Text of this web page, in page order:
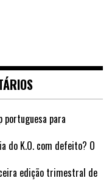
portuguesa para
do K.O. com defeito? O
edição trimestral de